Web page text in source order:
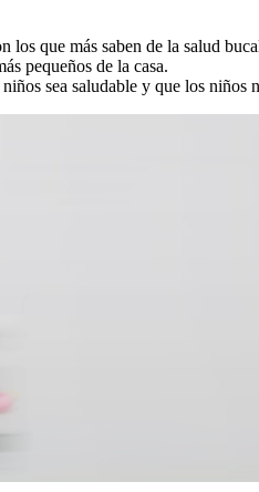
que más saben de la salud
pequeños de la casa.
sea saludable y que los